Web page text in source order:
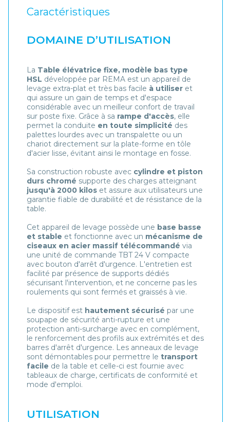
Caractéristiques
DOMAINE D’UTILISATION
La Table élévatrice fixe, modèle bas type
HSL développée par REMA est un appareil de
levage extra-plat et très bas facile à utiliser et
qui assure un gain de temps et d'espace
considérable avec un meilleur confort de travail
sur poste fixe. Grâce à sa rampe d'accès, elle
permet la conduite en toute simplicité des
palettes lourdes avec un transpalette ou un
chariot directement sur la plate-forme en tôle
d'acier lisse, évitant ainsi le montage en fosse.
Sa construction robuste avec cylindre et piston
durs chromé supporte des charges atteignant
jusqu'à 2000 kilos et assure aux utilisateurs une
garantie fiable de durabilité et de résistance de la
table.
Cet appareil de levage possède une base basse
et stable et fonctionne avec un mécanisme de
ciseaux en acier massif télécommandévia
une unité de commande TBT 24 V compacte
avec bouton d'arrêt d'urgence. L'entretien est
facilité par présence de supports dédiés
sécurisant l'intervention, et ne concerne pas les
roulements qui sont fermés et graissés à vie.
Le dispositif est hautement sécurisé par une
soupape de sécurité anti-rupture et une
protection anti-surcharge avec en complément,
le renforcement des profils aux extrémités et des
barres d'arrêt d'urgence. Les anneaux de levage
sont démontables pour permettre le transport
facile de la table et celle-ci est fournie avec
tableaux de charge, certificats de conformité et
mode d'emploi.
UTILISATION